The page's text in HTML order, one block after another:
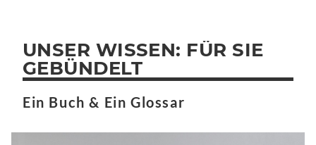
UNSER WISSEN: FÜR SIE
GEBÜNDELT
Ein Buch & Ein Glossar